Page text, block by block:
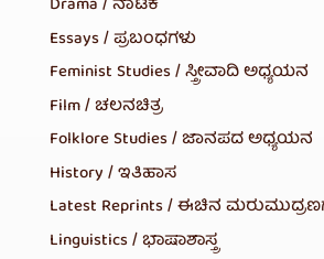
Drama / ನಾಟಕ
Essays / ಪ್ರಬಂಧಗಳು
Feminist Studies / ಸ್ತ್ರೀವಾದಿ ಅಧ್ಯಯನ
Film / ಚಲನಚಿತ್ರ
Folklore Studies / ಜಾನಪದ ಅಧ್ಯಯನ
History / ಇತಿಹಾಸ
Latest Reprints / ಈಚಿನ
Linguistics / ಭಾಷಾಶಾಸ್ತ್ರ